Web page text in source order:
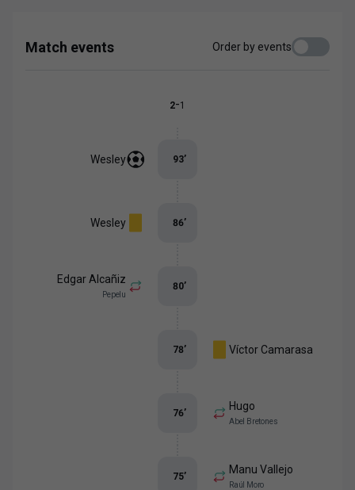
Match events Order by events
2-1
Wesley 93’
Wesley 86’
Edgar Alcañiz
Pepelu
80’
Víctor Camarasa
78’
Hugo
Abel Bretones
76’
Manu Vallejo
Raúl Moro
75’